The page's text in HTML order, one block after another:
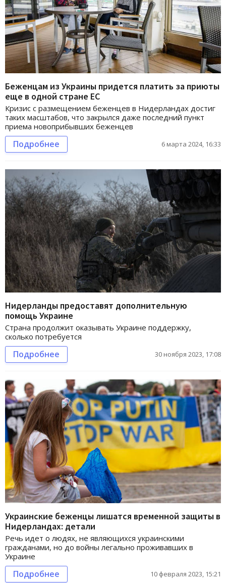
Беженцам из Украины придется платить за приюты
еще в одной стране ЕС
Кризис с размещением беженцев в Нидерландах достиг
таких масштабов, что закрылся даже последний пункт
приема новоприбывших беженцев
Подробнее 6 марта 2024, 16:33
Нидерланды предоставят дополнительную
помощь Украине
Страна продолжит оказывать Украине поддержку,
сколько потребуется
Подробнее 30 ноября 2023, 17:08
Украинские беженцы лишатся временной защиты в
Нидерландах: детали
Речь идет о людях, не являющихся украинскими
гражданами, но до войны легально проживавших в
Украине
Подробнее 10 февраля 2023, 15:21